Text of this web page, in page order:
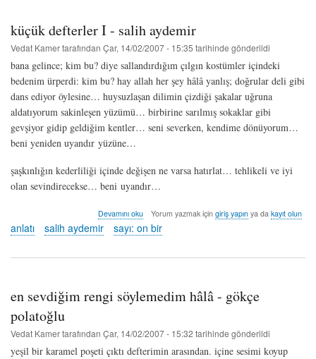
küçük defterler I - salih aydemir
Vedat Kamertarafından Çar, 14/02/2007 - 15:35 tarihinde gönderildi
bana gelince; kim bu? diye sallandırdığım çılgın kostümler içindeki
bedenim ürperdi: kim bu? hay allah her şey hâlâ yanlış; doğrular deli gibi
dans ediyor öylesine… huysuzlaşan dilimin çizdiği şakalar uğruna
aldatıyorum sakinleşen yüzümü… birbirine sarılmış sokaklar gibi
gevşiyor gidip geldiğim kentler… seni severken, kendime dönüyorum…
beni yeniden uyandır yüzüne…
şaşkınlığın kederliliği içinde değişen ne varsa hatırlat… tehlikeli ve iyi
olan sevindirecekse… beni uyandır…
küçük
defterler
I
salih
Devamını oku Yorum yazmak için giriş yapınya da kayıt olun
anlatı salih aydemir sayı: on bir
en sevdiğim rengi söylemedim hâlâ - gökçe
polatoğlu
Vedat Kamertarafından Çar, 14/02/2007 - 15:32 tarihinde gönderildi
yeşil bir karamel poşeti çıktı defterimin arasından. içine sesimi koyup